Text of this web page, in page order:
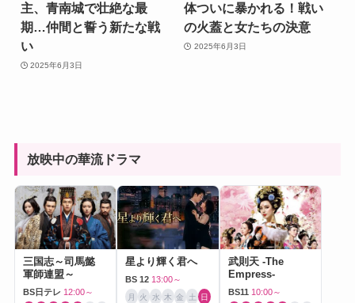
主、青南城で壮絶な最
期…仲間と誓う新たな戦
い
2025年6月3日
体ついに暴かれる！戦い
の火蓋と女たちの決意
2025年6月3日
放映中の華流ドラマ
三国志～司馬懿
軍師連盟～
BS日テレ 12:00～
星より輝く君へ
BS 12 13:00～
月 火 水 木 金 土 日
武則天 -The
Empress-
BS11 10:00～